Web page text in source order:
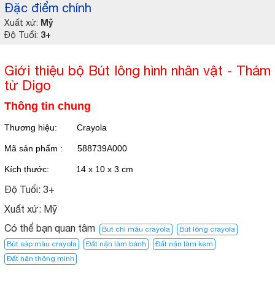
Đặc điểm chính
Xuất xứ: Mỹ
Độ Tuổi: 3+
Giới thiệu bộ Bút lông hình nhân vật - Thám
tử Digo
Thông tin chung
Thương hiệu: Crayola
Mã sản phẩm : 588739A000
Kích thước: 14 x 10 x 3 cm
Độ Tuổi: 3+
Xuất xứ: Mỹ
Có thể bạn quan tâm
Bút chì màu crayola
Bút lông crayola
Bút sáp màu crayola
Đất nặn làm bánh
Đất nặn làm kem
Đất nặn thông minh